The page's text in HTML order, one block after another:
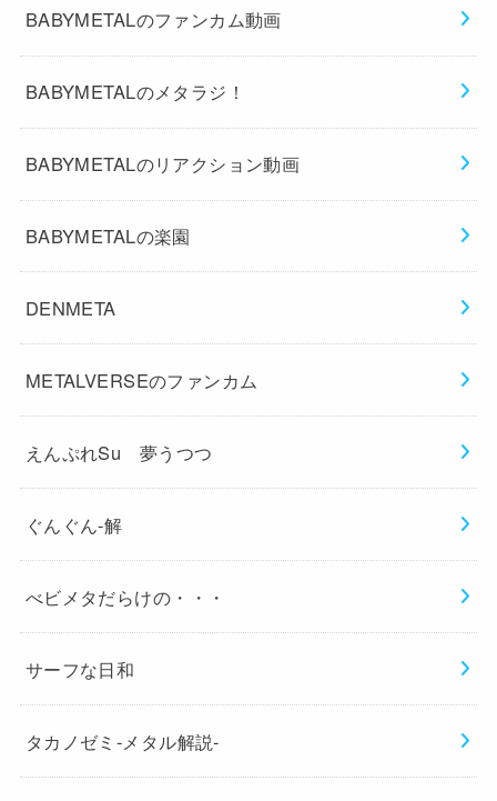
BABYMETALのファンカム動画
BABYMETALのメタラジ！
BABYMETALのリアクション動画
BABYMETALの楽園
DENMETA
METALVERSEのファンカム
えんぷれSu 夢うつつ
ぐんぐん-解
べビメタだらけの・・・
サーフな日和
タカノゼミ-メタル解説-